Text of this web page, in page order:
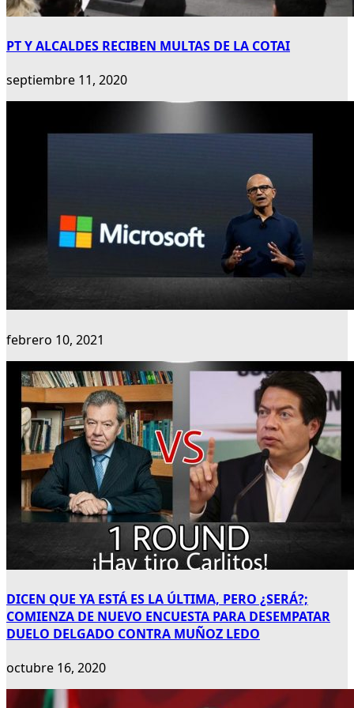
PT Y ALCALDES RECIBEN MULTAS DE LA COTAI
septiembre 11, 2020
febrero 10, 2021
DICEN QUE YA ESTÁ ES LA ÚLTIMA, PERO ¿SERÁ?;
COMIENZA DE NUEVO ENCUESTA PARA DESEMPATAR
DUELO DELGADO CONTRA MUÑOZ LEDO
octubre 16, 2020